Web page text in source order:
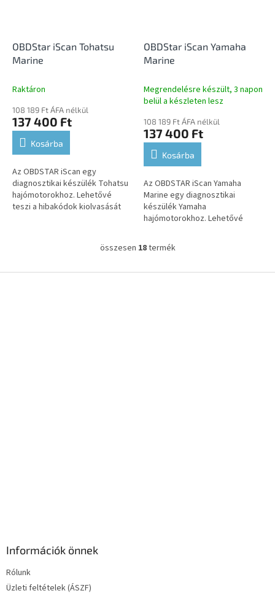
OBDStar iScan Tohatsu
Marine
Raktáron
108 189 Ft ÁFA nélkül
137 400 Ft
Kosárba
Az OBDSTAR iScan egy
diagnosztikai készülék Tohatsu
hajómotorokhoz. Lehetővé
teszi a hibakódok kiolvasását
OBDStar iScan Yamaha
Marine
Megrendelésre készült, 3 napon
belül a készleten lesz
108 189 Ft ÁFA nélkül
137 400 Ft
Kosárba
Az OBDSTAR iScan Yamaha
Marine egy diagnosztikai
készülék Yamaha
hajómotorokhoz. Lehetővé
és törlését, az élő adatok
megjelenítését, a...
L
s
összesen 18termék
Információk önnek
Rólunk
Üzleti feltételek (ÁSZF)